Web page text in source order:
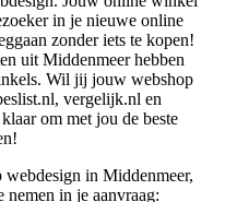
in je nieuwe online
zonder iets te kopen!
uit Middenmeer hebben
Wil jij jouw webshop
vergelijk.nl en
om met jou de beste
in Middenmeer,
nemen in je aanvraag: